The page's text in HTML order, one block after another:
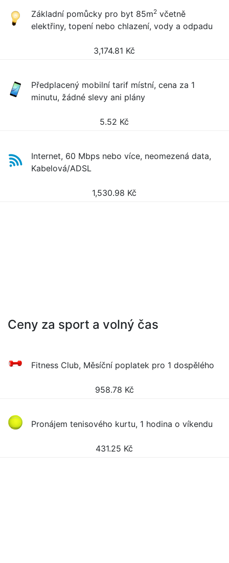
Základní pomůcky pro byt 85m2 včetně
elektřiny, topení nebo chlazení, vody a odpadu
3,174.81 Kč
Předplacený mobilní tarif místní, cena za 1
minutu, žádné slevy ani plány
5.52 Kč
Internet, 60 Mbps nebo více, neomezená data,
Kabelová/ADSL
1,530.98 Kč
Ceny za sport a volný čas
Fitness Club, Měsíční poplatek pro 1 dospělého
958.78 Kč
Pronájem tenisového kurtu, 1 hodina o víkendu
431.25 Kč